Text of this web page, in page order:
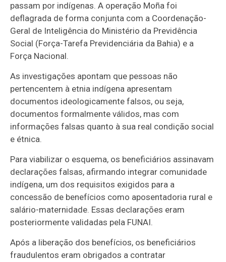
passam por indígenas. A operação Moña foi
deflagrada de forma conjunta com a Coordenação-
Geral de Inteligência do Ministério da Previdência
Social (Força-Tarefa Previdenciária da Bahia) e a
Força Nacional.
As investigações apontam que pessoas não
pertencentem à etnia indígena apresentam
documentos ideologicamente falsos, ou seja,
documentos formalmente válidos, mas com
informações falsas quanto à sua real condição social
e étnica.
Para viabilizar o esquema, os beneficiários assinavam
declarações falsas, afirmando integrar comunidade
indígena, um dos requisitos exigidos para a
concessão de benefícios como aposentadoria rural e
salário-maternidade. Essas declarações eram
posteriormente validadas pela FUNAI.
Após a liberação dos benefícios, os beneficiários
fraudulentos eram obrigados a contratar